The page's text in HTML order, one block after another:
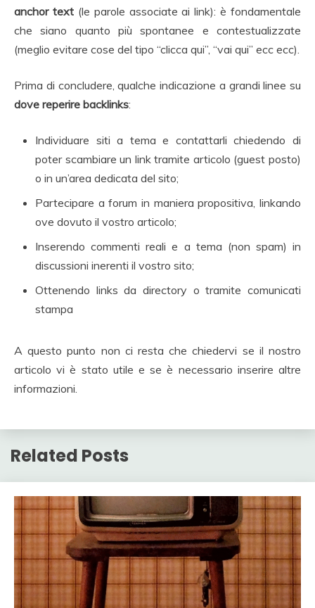
anchor text(le parole associate ai link): è fondamentale
che siano quanto più spontanee e contestualizzate
(meglio evitare cose del tipo “clicca qui”, “vai qui” ecc ecc).
Prima di concludere, qualche indicazione a grandi linee su
dove reperire backlinks:
Individuare siti a tema e contattarli chiedendo di
poter scambiare un link tramite articolo (guest posto)
o in un’area dedicata del sito;
Partecipare a forum in maniera propositiva, linkando
ove dovuto il vostro articolo;
Inserendo commenti reali e a tema (non spam) in
discussioni inerenti il vostro sito;
Ottenendo links da directory o tramite comunicati
stampa
A questo punto non ci resta che chiedervi se il nostro
articolo vi è stato utile e se è necessario inserire altre
informazioni.
Related Posts